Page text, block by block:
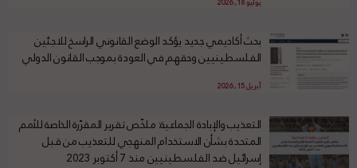
بحث أكاديمي جديد يؤكد الوضع القانوني الراسخ للاجئين
الفلسطينيين وحقهم في العودة بموجب القانون الدولي
أبريل 15, 2026
التعذيب والإبادة الجماعية: ملخّص تقرير المقرّرة الخاصة للأمم
المتحدة بشأن الاستخدام المنهجي للتعذيب من قبل
إسرائيل ضد الفلسطينيين منذ 7 أكتوبر 2023